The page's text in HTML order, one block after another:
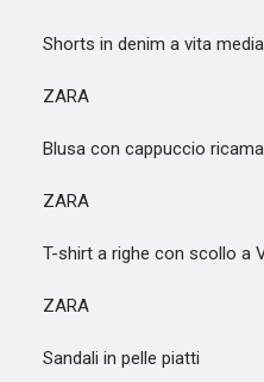
Shorts in denim a vita media
ZARA
Blusa con cappuccio
ZARA
T-shirt a righe con scollo a
ZARA
Sandali in pelle piatti